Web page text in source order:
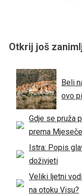
Otkrij još
Beli
ovo
Gdje se pruža
prema
Istra: Popis
doživjeti
Veliki ljetni
na otoku Visu?